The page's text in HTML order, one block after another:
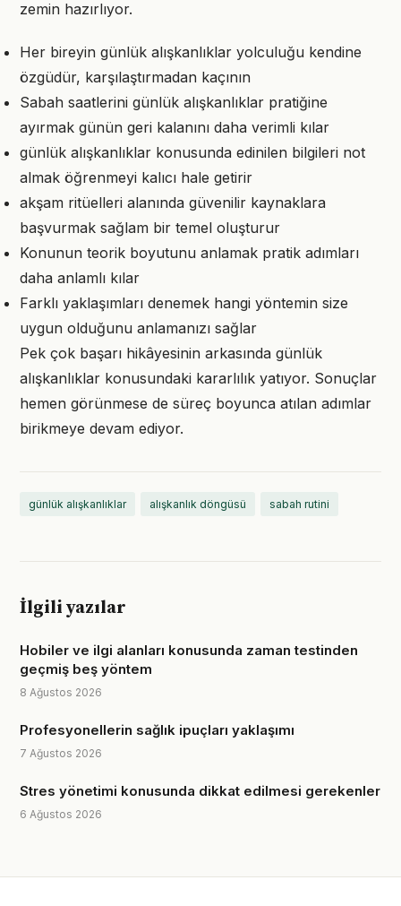
zemin hazırlıyor.
Her bireyin günlük alışkanlıklar yolculuğu kendine
özgüdür, karşılaştırmadan kaçının
Sabah saatlerini günlük alışkanlıklar pratiğine
ayırmak günün geri kalanını daha verimli kılar
günlük alışkanlıklar konusunda edinilen bilgileri not
almak öğrenmeyi kalıcı hale getirir
akşam ritüelleri alanında güvenilir kaynaklara
başvurmak sağlam bir temel oluşturur
Konunun teorik boyutunu anlamak pratik adımları
daha anlamlı kılar
Farklı yaklaşımları denemek hangi yöntemin size
uygun olduğunu anlamanızı sağlar
Pek çok başarı hikâyesinin arkasında günlük
alışkanlıklar konusundaki kararlılık yatıyor. Sonuçlar
hemen görünmese de süreç boyunca atılan adımlar
birikmeye devam ediyor.
günlük alışkanlıklar alışkanlık döngüsü sabah rutini
İlgili yazılar
Hobiler ve ilgi alanları konusunda zaman testinden
geçmiş beş yöntem
8 Ağustos 2026
Profesyonellerin sağlık ipuçları yaklaşımı
7 Ağustos 2026
Stres yönetimi konusunda dikkat edilmesi gerekenler
6 Ağustos 2026